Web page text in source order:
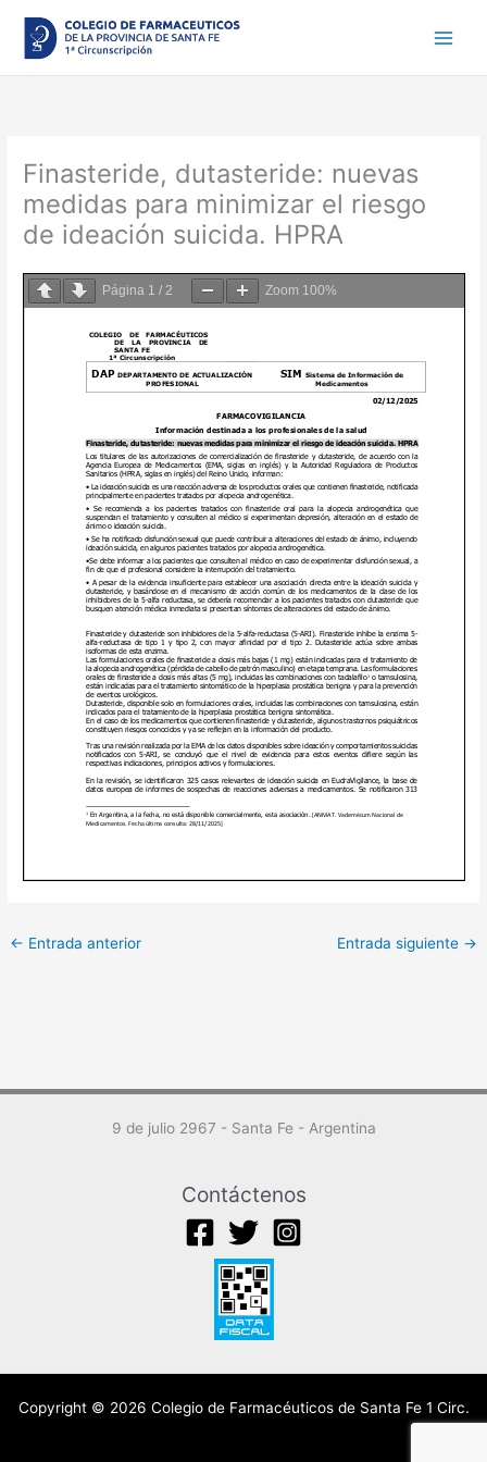
contenido
Finasteride, dutasteride: nuevas
medidas para minimizar el riesgo
de ideación suicida. HPRA
Página 1 /2 Zoom 100%
← Entrada anterior Entrada siguiente →
9 de julio 2967 - Santa Fe - Argentina
Contáctenos
Copyright © 2026 Colegio de Farmacéuticos de Santa Fe 1 Circ.